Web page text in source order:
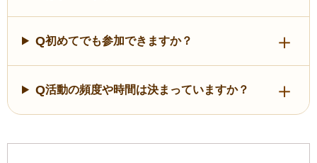
Q初めてでも参加できますか？
Q活動の頻度や時間は決まっていますか？